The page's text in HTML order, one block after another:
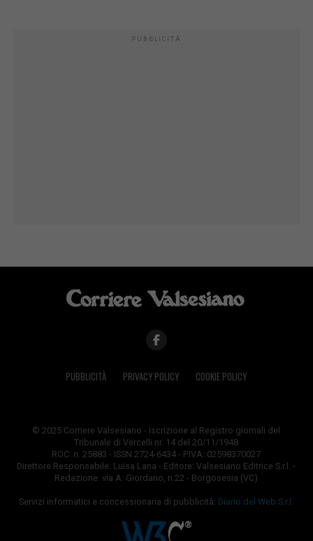
PUBBLICITÀ
PUBBLICITÀ PRIVACY POLICY COOKIE POLICY
© 2025 Corriere Valsesiano - Iscrizione al Registro giornali del
Tribunale di Vercelli nr. 14 del 20/11/1948
ROC: n. 25883 - ISSN 2724-6434 - P.IVA: 02598370027
Direttore Responsabile: Luisa Lana - Editore: Valsesiano Editrice S.r.l. -
Redazione: via A. Giordano, n.22 - Borgosesia (VC)
Servizi informatici e concessionaria di pubblicità: Diario del Web S.r.l.